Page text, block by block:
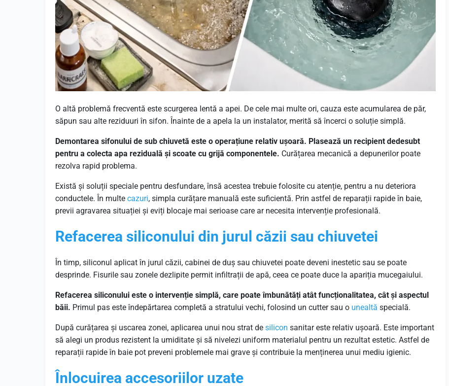
O altă problemă frecventă este scurgerea lentă a apei. De cele mai multe ori, cauza este acumularea de păr,
săpun sau alte reziduuri în sifon. Înainte de a apela la un instalator, merită să încerci o soluție simplă.
Demontarea sifonului de sub chiuvetă este o operațiune relativ ușoară. Plasează un recipient dedesubt
pentru a colecta apa reziduală și scoate cu grijă componentele. Curățarea mecanică a depunerilor poate
rezolva rapid problema.
Există și soluții speciale pentru desfundare, însă acestea trebuie folosite cu atenție, pentru a nu deteriora
conductele. În multe cazuri, simpla curățare manuală este suficientă. Prin astfel de reparații rapide în baie,
previi agravarea situației și eviți blocaje mai serioase care ar necesita intervenție profesională.
Refacerea siliconului din jurul căzii sau chiuvetei
În timp, siliconul aplicat în jurul căzii, cabinei de duș sau chiuvetei poate deveni inestetic sau se poate
desprinde. Fisurile sau zonele dezlipite permit infiltrații de apă, ceea ce poate duce la apariția mucegaiului.
Refacerea siliconului este o intervenție simplă, care poate îmbunătăți atât funcționalitatea, cât și aspectul
băii. Primul pas este îndepărtarea completă a stratului vechi, folosind un cutter sau o unealtă specială.
După curățarea și uscarea zonei, aplicarea unui nou strat de silicon sanitar este relativ ușoară. Este important
să alegi un produs rezistent la umiditate și să nivelezi uniform materialul pentru un rezultat estetic. Astfel de
reparații rapide în baie pot preveni problemele mai grave și contribuie la menținerea unui mediu igienic.
Înlocuirea accesoriilor uzate